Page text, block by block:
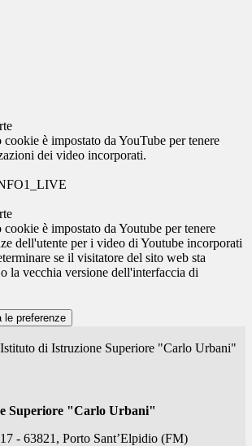
cookie è impostato da YouTube per tenere
dei video incorporati.
cookie è impostato da Youtube per tenere
dell'utente per i video di Youtube incorporati
se il visitatore del sito web sta
la vecchia versione dell'interfaccia di
le preferenze
Istituto di Istruzione Superiore "Carlo Urbani"
Superiore "Carlo Urbani"
- 63821, Porto Sant’Elpidio (FM)